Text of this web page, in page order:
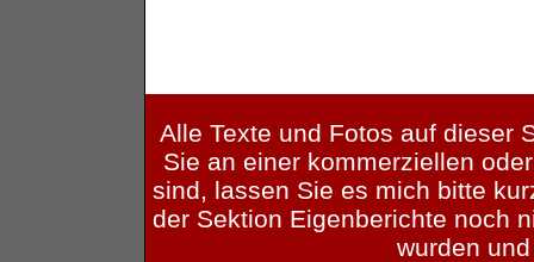
Alle Texte und Fotos auf dieser
Sie an einer kommerziellen
sind, lassen Sie es mich bitte
der Sektion Eigenberichte noch
wurden